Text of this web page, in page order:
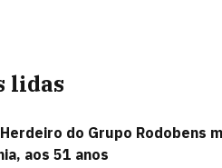
lidas
Herdeiro do Grupo Rodobens
aos 51 anos